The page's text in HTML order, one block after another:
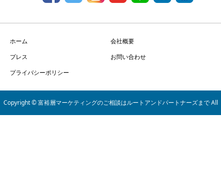
ホーム
会社概要
プレス
お問い合わせ
プライバシーポリシー
Copyright © 富裕層マーケティングのご相談はルートアンドパートナーズまで All